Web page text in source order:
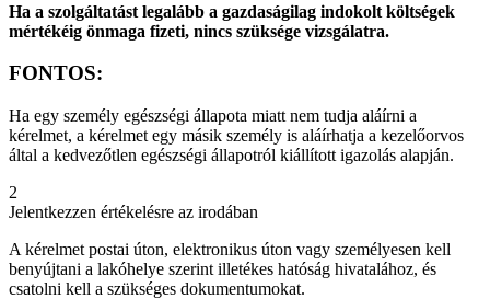
Ha a szolgáltatást legalább a gazdaságilag indokolt költségek
mértékéig önmaga fizeti, nincs szüksége vizsgálatra.
FONTOS:
Ha egy személy egészségi állapota miatt nem tudja aláírni a
kérelmet, a kérelmet egy másik személy is aláírhatja a kezelőorvos
által a kedvezőtlen egészségi állapotról kiállított igazolás alapján.
2
Jelentkezzen értékelésre az irodában
A kérelmet postai úton, elektronikus úton vagy személyesen kell
benyújtani a lakóhelye szerint illetékes hatóság hivatalához, és
csatolni kell a szükséges dokumentumokat.